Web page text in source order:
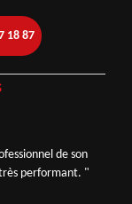
18 87
de son
performant. "